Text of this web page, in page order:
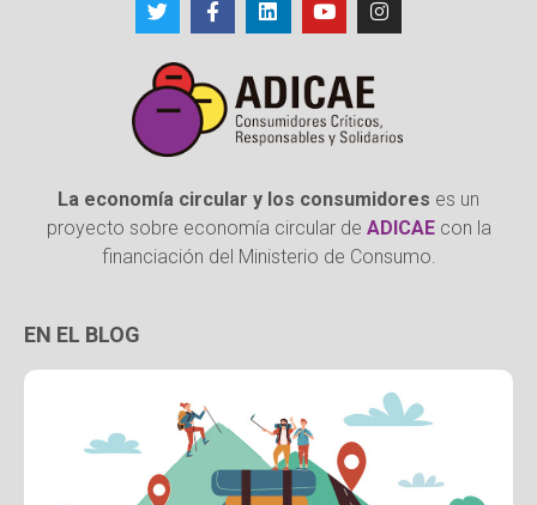
La economía circular y los consumidores es un
proyecto sobre economía circular de ADICAEcon la
financiación del Ministerio de Consumo.
EN EL BLOG